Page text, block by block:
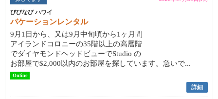
びびなび ハワイ
バケーションレンタル
9月1日から、又は9月中旬頃から1ヶ月間
アイランドコロニーの35階以上の高層階
でダイヤモンドヘッドビューでStudio の
お部屋で$2,000以内のお部屋を探しています。急いで...
Online
詳細